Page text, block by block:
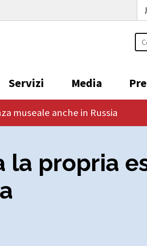
Servizi Media
museale anche in Russia
la propria